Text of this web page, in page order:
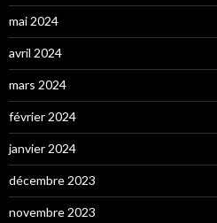
mai 2024
avril 2024
mars 2024
février 2024
janvier 2024
décembre 2023
novembre 2023